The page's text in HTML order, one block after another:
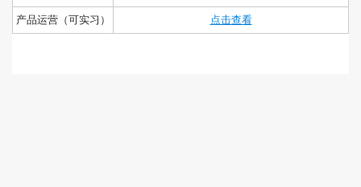
产品运营（可实习） 点击查看